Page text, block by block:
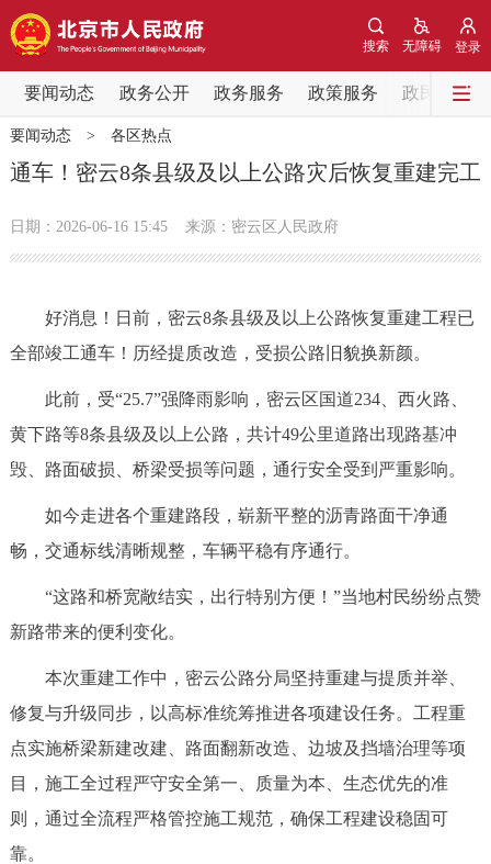
登录
无障碍
搜索
要闻动态 政务公开 政务服务 政策服务 政民互动
要闻动态
党中央精神
政务公开
市领导 机构职能 政策服务
决策公开 专题公开
个人服务
中介服务 阳光政务
政民互动
要闻动态> 各区热点
通车！密云8条县级及以上公路灾后恢复重建完工
日期：2026-06-16 15:45 来源：密云区人民政府
好消息！日前，密云8条县级及以上公路恢复重建工程已
全部竣工通车！历经提质改造，受损公路旧貌换新颜。
此前，受“25.7”强降雨影响，密云区国道234、西火路、
黄下路等8条县级及以上公路，共计49公里道路出现路基冲
毁、路面破损、桥梁受损等问题，通行安全受到严重影响。
如今走进各个重建路段，崭新平整的沥青路面干净通
畅，交通标线清晰规整，车辆平稳有序通行。
“这路和桥宽敞结实，出行特别方便！”当地村民纷纷点赞
新路带来的便利变化。
本次重建工作中，密云公路分局坚持重建与提质并举、
修复与升级同步，以高标准统筹推进各项建设任务。工程重
点实施桥梁新建改建、路面翻新改造、边坡及挡墙治理等项
目，施工全过程严守安全第一、质量为本、生态优先的准
则，通过全流程严格管控施工规范，确保工程建设稳固可
靠。